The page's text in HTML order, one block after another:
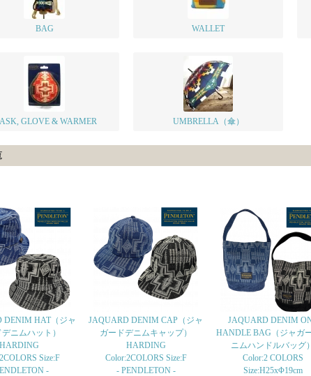
BAG WALLET
GLOVE & WARMER UMBRELLA（傘）
DENIM HAT（ジャ
ニムハット）
HARDING
Size:F
-
JAQUARD DENIM CAP（ジャ
ガードデニムキャップ）
HARDING
Color:2COLORS Size:F
- PENDLETON -
JAQUARD DENIM
HANDLE BAG（ジャガ
ニムハンドルバッグ）
Color:2 COLORS
Size:H25xΦ19cm